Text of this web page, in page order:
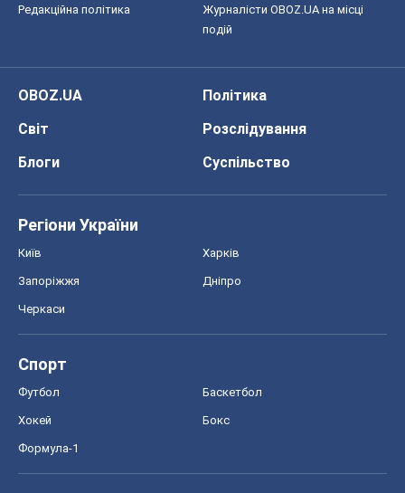
Редакційна політика
Журналісти OBOZ.UA на місці
подій
OBOZ.UA
Політика
Світ
Розслідування
Блоги
Суспільство
Регіони України
Київ Харків
Запоріжжя Дніпро
Черкаси
Спорт
Футбол Баскетбол
Хокей Бокс
Формула-1